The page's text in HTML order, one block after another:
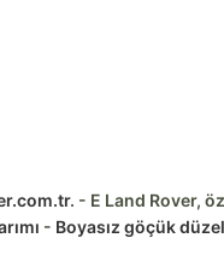
. - E Land Rover,
- Boyasız göçük